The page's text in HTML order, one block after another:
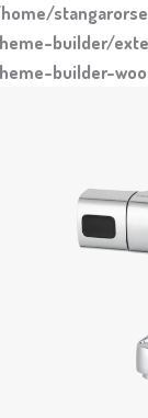
builder/
builder-